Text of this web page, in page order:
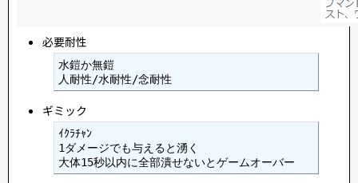
必要耐性
水鎧か無鎧
人耐性/水耐性/念耐性
ギミック
ｲｸﾗﾁｬﾝ
1ダメージでも与えると湧く
大体15秒以内に全部潰せないとゲームオーバー